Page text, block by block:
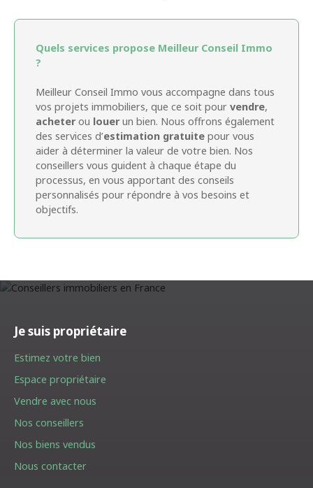
Quels services propose Meilleur Conseil Immo
?
Meilleur Conseil Immo vous accompagne dans tous
vos projets immobiliers, que ce soit pour vendre,
acheterou louerun bien. Nous offrons également
des services d’estimation gratuite pour vous
aider à déterminer la valeur de votre bien. Nos
conseillers vous guident à chaque étape du
processus, en vous apportant des conseils
personnalisés pour répondre à vos besoins et
objectifs.
Je suis propriétaire
Estimez votre bien
Espace propriétaire
Vendre avec nous
Nos conseillers
Nos biens vendus
Nous contacter